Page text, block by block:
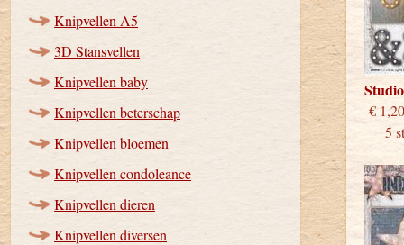
Knipvellen A5
3D Stansvellen
Knipvellen baby
Knipvellen beterschap
Knipvellen bloemen
Knipvellen condoleance
Knipvellen dieren
Knipvellen diversen
5